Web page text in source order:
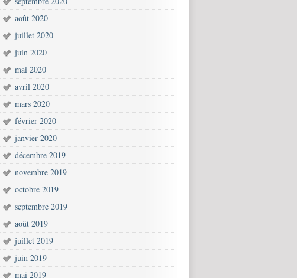
août 2020
juillet 2020
juin 2020
mai 2020
avril 2020
mars 2020
février 2020
janvier 2020
décembre 2019
novembre 2019
octobre 2019
septembre 2019
août 2019
juillet 2019
juin 2019
mai 2019